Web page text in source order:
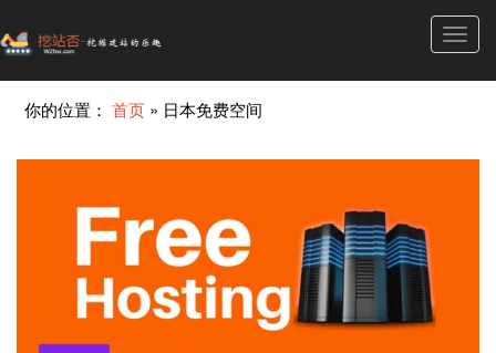
你的位置：首页 » 日本免费空间